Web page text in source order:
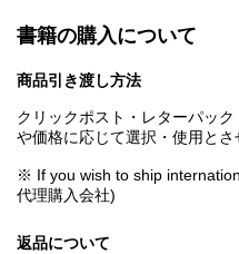
書籍の購入について
商品引き渡し方法
クリックポスト・レターパッ
や価格に応じて選択・使用とさ
※ If you wish to ship
代理購入会社)
返品について